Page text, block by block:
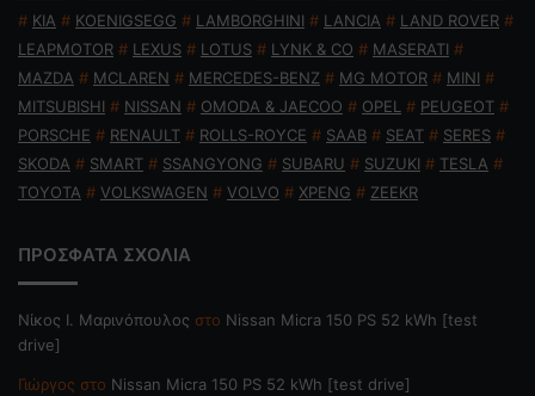
# KIA # KOENIGSEGG # LAMBORGHINI # LANCIA # LAND ROVER #
LEAPMOTOR # LEXUS # LOTUS # LYNK & CO # MASERATI #
MAZDA # MCLAREN # MERCEDES-BENZ # MG MOTOR # MINI #
MITSUBISHI # NISSAN # OMODA & JAECOO # OPEL # PEUGEOT #
PORSCHE # RENAULT # ROLLS-ROYCE # SAAB # SEAT # SERES #
SKODA # SMART # SSANGYONG # SUBARU # SUZUKI # TESLA #
TOYOTA # VOLKSWAGEN # VOLVO # XPENG # ZEEKR
ΠΡΟΣΦΑΤΑ ΣΧΟΛΙΑ
Nίκος Ι. Mαρινόπουλος στο Nissan Micra 150 PS 52 kWh [test
drive]
Γιώργος στο Nissan Micra 150 PS 52 kWh [test drive]